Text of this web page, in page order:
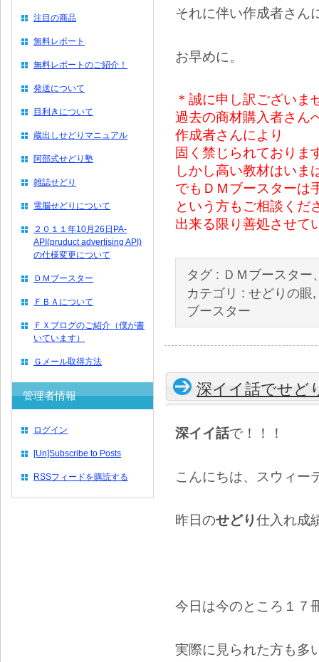
それに伴い作成者さん
お早めに。
＊誠に申し訳ございま
過去の商材購入者さん
作成者さんにより
固く禁じられておりま
しかし高い教材はいま
でもＤＭブースターは
という方もご相談くだ
出来る限り善処させて
タグ : ＤＭブースター
カテゴリ : せどりの眼,
ブースター
深イイ話でせど
深イイ話で！！！
こんにちは、スウィー
昨日のせどり仕入れ成
今日は今のところ１７
実際に見られた方も多
注目の商品
無料レポート
無料レポートのご紹介！
発送について
目利きについて
蔵出しせどりマニュアル
阿部式せどり塾
雑誌せどり
電脳せどりについて
２０１１年10月26日PA-
API(pruduct advertising API)
の仕様変更について
ＤＭブースター
ＦＢＡについて
ＦＸブログのご紹介（僕が書
いています）
Ｇメール取得方法
管理者情報
ログイン
[Un]Subscribe to Posts
RSSフィードを購読する